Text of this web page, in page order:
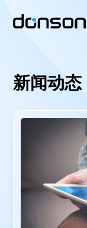
新闻动态